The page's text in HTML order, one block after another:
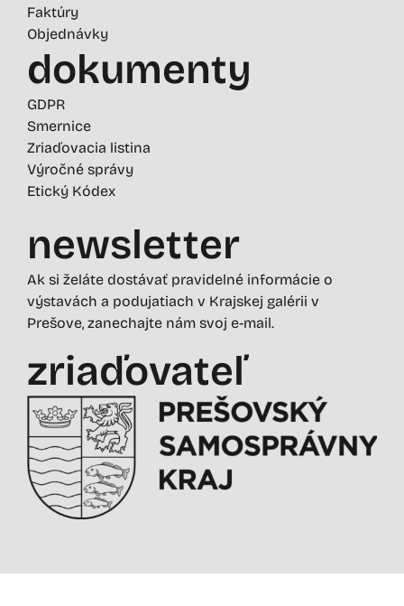
Faktúry
Objednávky
dokumenty
GDPR
Smernice
Zriaďovacia listina
Výročné správy
Etický Kódex
newsletter
Ak si želáte dostávať pravidelné informácie o
výstavách a podujatiach v Krajskej galérii v
Prešove, zanechajte nám svoj e-mail.
zriaďovateľ